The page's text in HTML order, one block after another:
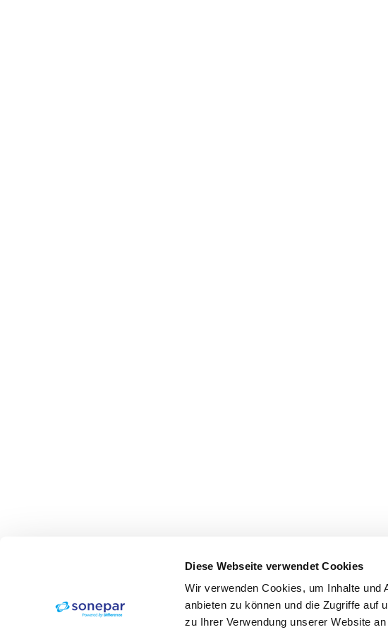
Diese Webseite verwendet Cookies
Wir verwenden Cookies, um Inhalte und
anbieten zu können und die Zugriffe auf
zu Ihrer Verwendung unserer Website